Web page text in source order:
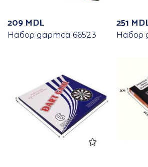
209 MDL
Набор дартса 66523
251
Набор